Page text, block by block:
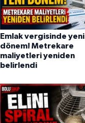
Emlak vergisinde yeni
dönem! Metrekare
maliyetleri yeniden
belirlendi